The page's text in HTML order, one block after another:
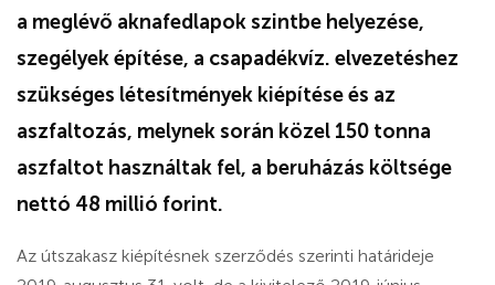
a meglévő aknafedlapok szintbe helyezése,
szegélyek építése, a csapadékvíz. elvezetéshez
szükséges létesítmények kiépítése és az
aszfaltozás, melynek során közel 150 tonna
aszfaltot használtak fel, a beruházás költsége
nettó 48 millió forint.
Az útszakasz kiépítésnek szerződés szerinti határideje